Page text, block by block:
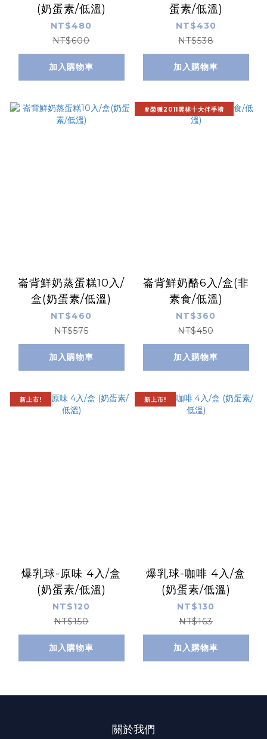
(奶蛋素/低溫)
NT$480
NT$600
加入購物車
蛋素/低溫)
NT$430
NT$538
加入購物車
崙背鮮奶蒸蛋糕10入/
盒(奶蛋素/低溫)
NT$460
NT$575
加入購物車
♕榮獲2011雲林十大伴手禮
崙背鮮奶酪6入/盒(非
素食/低溫)
NT$360
NT$450
加入購物車
新上市!
爆乳球-原味 4入/盒
(奶蛋素/低溫)
NT$120
NT$150
加入購物車
新上市!
爆乳球-咖啡 4入/盒
(奶蛋素/低溫)
NT$130
NT$163
加入購物車
關於我們